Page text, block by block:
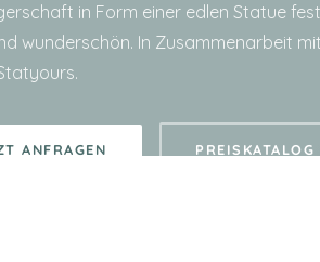
in Form einer edlen Statue
wunderschön. In Zusammenarbeit
ANFRAGEN PREISKATALOG